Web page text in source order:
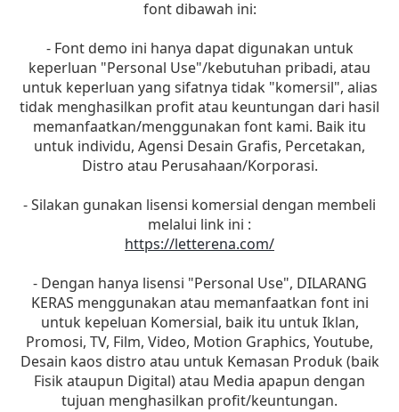
font dibawah ini:
- Font demo ini hanya dapat digunakan untuk
keperluan "Personal Use"/kebutuhan pribadi, atau
untuk keperluan yang sifatnya tidak "komersil", alias
tidak menghasilkan profit atau keuntungan dari hasil
memanfaatkan/menggunakan font kami. Baik itu
untuk individu, Agensi Desain Grafis, Percetakan,
Distro atau Perusahaan/Korporasi.
- Silakan gunakan lisensi komersial dengan membeli
melalui link ini :
https://letterena.com/
- Dengan hanya lisensi "Personal Use", DILARANG
KERAS menggunakan atau memanfaatkan font ini
untuk kepeluan Komersial, baik itu untuk Iklan,
Promosi, TV, Film, Video, Motion Graphics, Youtube,
Desain kaos distro atau untuk Kemasan Produk (baik
Fisik ataupun Digital) atau Media apapun dengan
tujuan menghasilkan profit/keuntungan.